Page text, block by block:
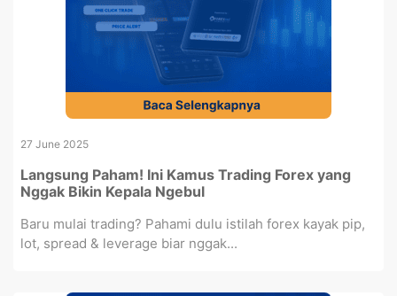
27 June 2025
Langsung Paham! Ini Kamus Trading Forex yang
Nggak Bikin Kepala Ngebul
Baru mulai trading? Pahami dulu istilah forex kayak pip,
lot, spread & leverage biar nggak...